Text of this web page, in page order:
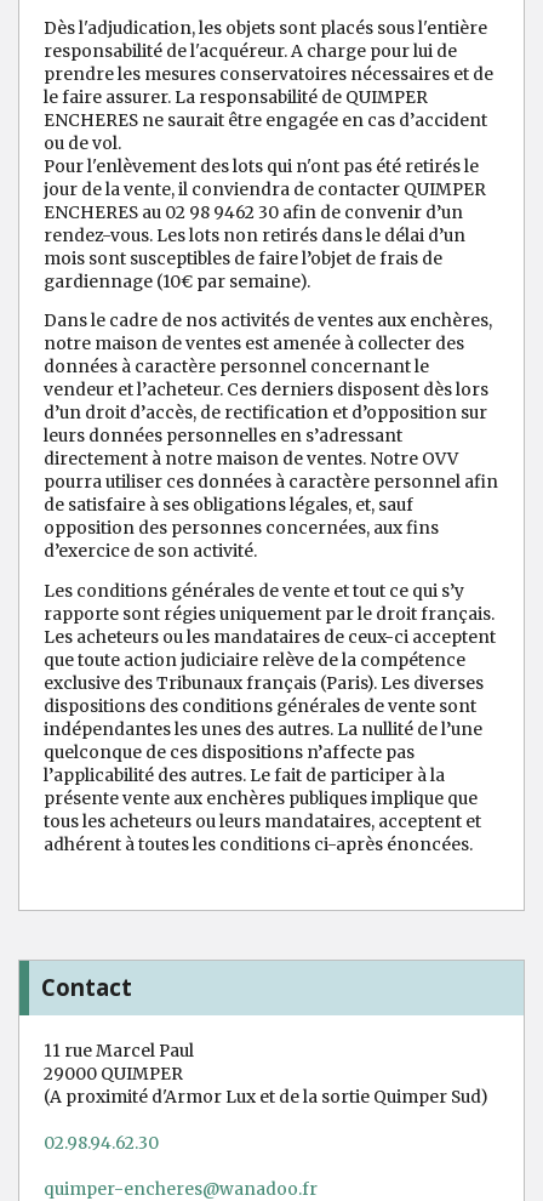
Dès l'adjudication, les objets sont placés sous l'entière
responsabilité de l'acquéreur. A charge pour lui de
prendre les mesures conservatoires nécessaires et de
le faire assurer. La responsabilité de QUIMPER
ENCHERES ne saurait être engagée en cas d’accident
ou de vol.
Pour l'enlèvement des lots qui n'ont pas été retirés le
jour de la vente, il conviendra de contacter QUIMPER
ENCHERES au 02 98 9462 30 afin de convenir d’un
rendez-vous. Les lots non retirés dans le délai d’un
mois sont susceptibles de faire l’objet de frais de
gardiennage (10€ par semaine).
Dans le cadre de nos activités de ventes aux enchères,
notre maison de ventes est amenée à collecter des
données à caractère personnel concernant le
vendeur et l’acheteur. Ces derniers disposent dès lors
d’un droit d’accès, de rectification et d’opposition sur
leurs données personnelles en s’adressant
directement à notre maison de ventes. Notre OVV
pourra utiliser ces données à caractère personnel afin
de satisfaire à ses obligations légales, et, sauf
opposition des personnes concernées, aux fins
d’exercice de son activité.
Les conditions générales de vente et tout ce qui s’y
rapporte sont régies uniquement par le droit français.
Les acheteurs ou les mandataires de ceux-ci acceptent
que toute action judiciaire relève de la compétence
exclusive des Tribunaux français (Paris). Les diverses
dispositions des conditions générales de vente sont
indépendantes les unes des autres. La nullité de l’une
quelconque de ces dispositions n’affecte pas
l’applicabilité des autres. Le fait de participer à la
présente vente aux enchères publiques implique que
tous les acheteurs ou leurs mandataires, acceptent et
adhérent à toutes les conditions ci-après énoncées.
Contact
11 rue Marcel Paul
29000 QUIMPER
(A proximité d'Armor Lux et de la sortie Quimper Sud)
02.98.94.62.30
quimper-encheres@wanadoo.fr